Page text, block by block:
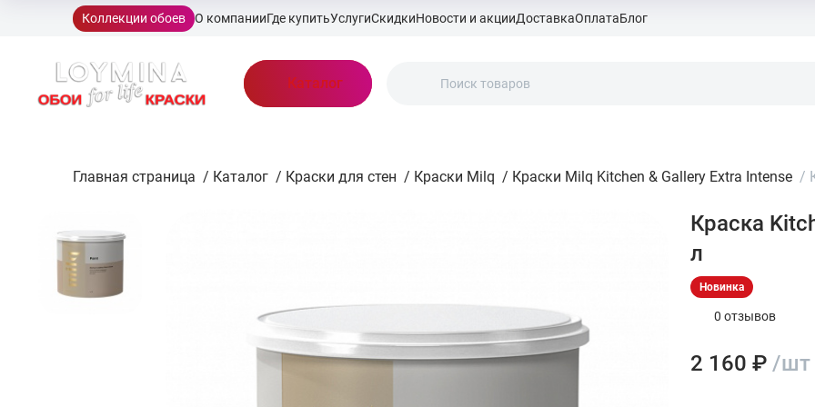
Коллекции обоев О компанииГде купитьУслугиСкидкиНовости и акцииДоставкаОплатаБлог
Каталог
Главная страница / Каталог / Краски для стен / Краски Milq / Краски Milq Kitchen & Gallery Extra Intense /
Краска
л
Новинка
0 отзывов
2 160 ₽ /шт